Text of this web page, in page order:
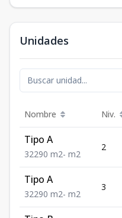
Unidades
Nombre Niv.
Tipo A
32290 m2- m2
2
Tipo A
32290 m2- m2
3